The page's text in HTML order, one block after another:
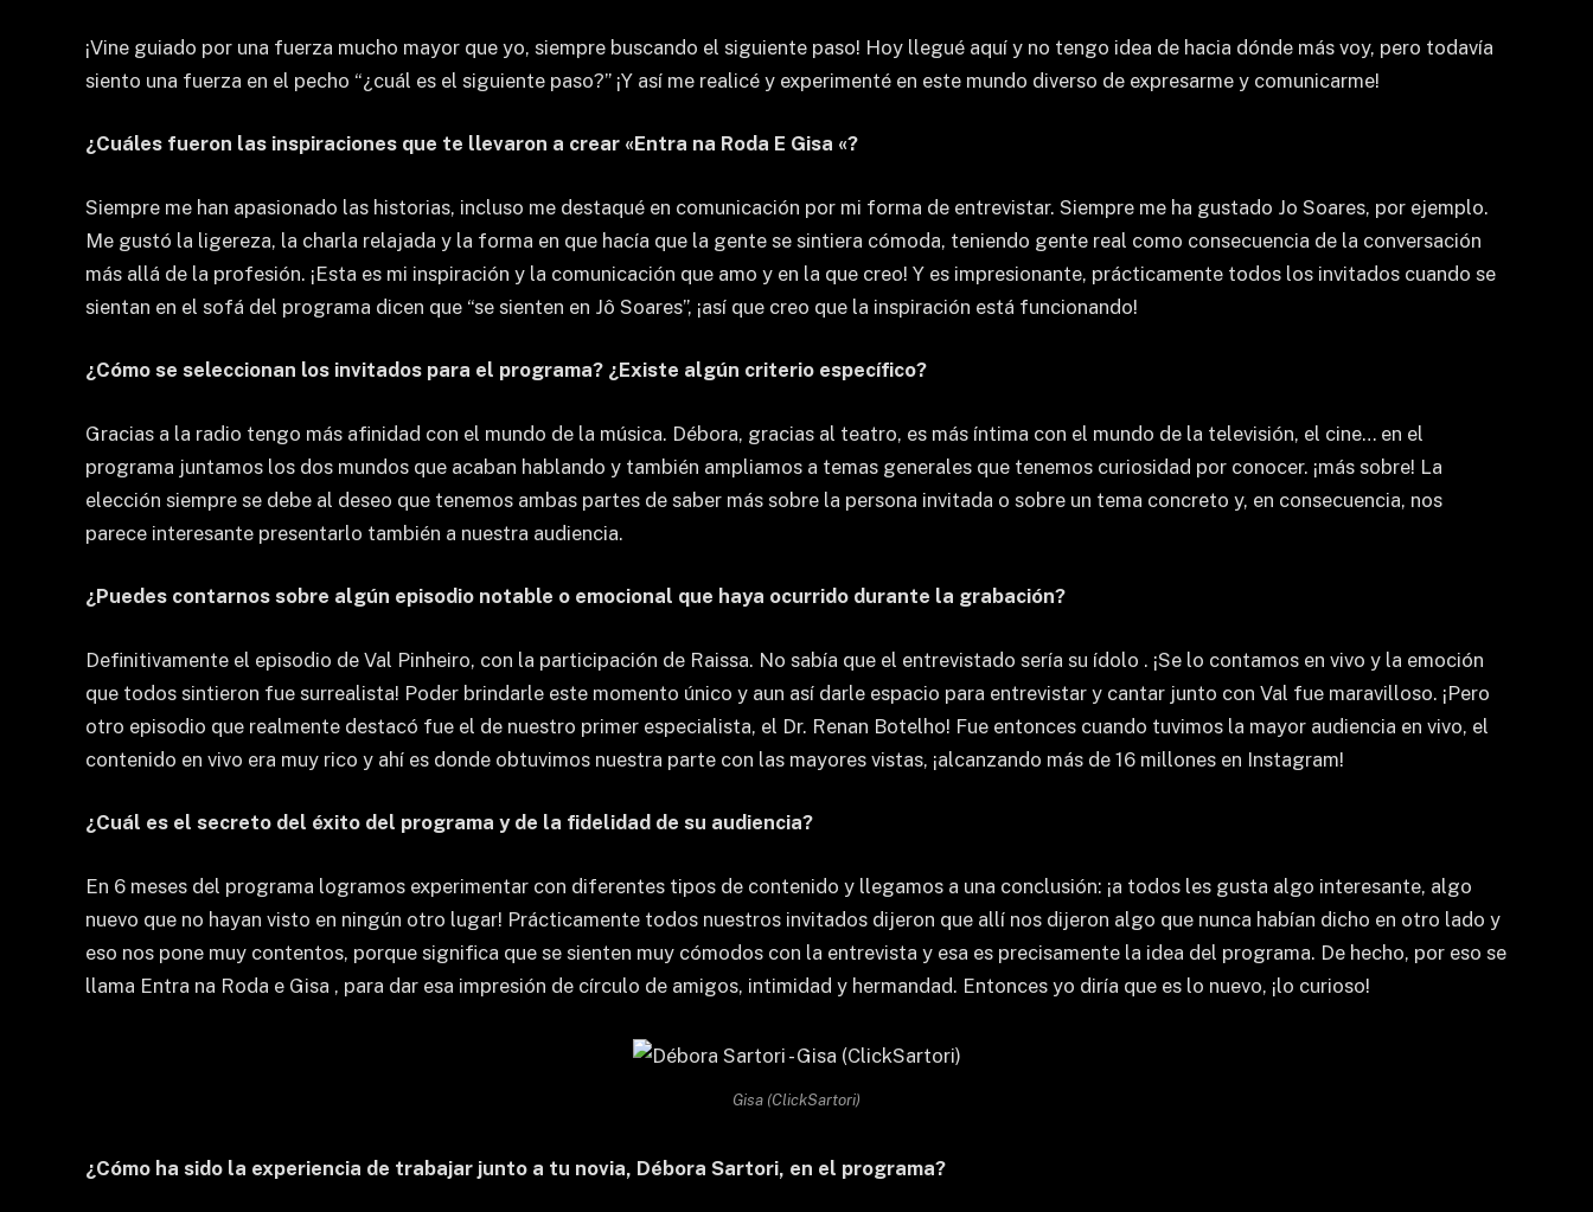
¡Vine guiado por una fuerza mucho mayor que yo, siempre buscando el siguiente paso! Hoy llegué aquí y no tengo idea de hacia dónde más voy, pero todavía
siento una fuerza en el pecho “¿cuál es el siguiente paso?” ¡Y así me realicé y experimenté en este mundo diverso de expresarme y comunicarme!
¿Cuáles fueron las inspiraciones que te llevaron a crear «Entra na Roda E Gisa «?
Siempre me han apasionado las historias, incluso me destaqué en comunicación por mi forma de entrevistar. Siempre me ha gustado Jo Soares, por ejemplo.
Me gustó la ligereza, la charla relajada y la forma en que hacía que la gente se sintiera cómoda, teniendo gente real como consecuencia de la conversación
más allá de la profesión. ¡Esta es mi inspiración y la comunicación que amo y en la que creo! Y es impresionante, prácticamente todos los invitados cuando se
sientan en el sofá del programa dicen que “se sienten en Jô Soares”, ¡así que creo que la inspiración está funcionando!
¿Cómo se seleccionan los invitados para el programa? ¿Existe algún criterio específico?
Gracias a la radio tengo más afinidad con el mundo de la música. Débora, gracias al teatro, es más íntima con el mundo de la televisión, el cine… en el
programa juntamos los dos mundos que acaban hablando y también ampliamos a temas generales que tenemos curiosidad por conocer. ¡más sobre! La
elección siempre se debe al deseo que tenemos ambas partes de saber más sobre la persona invitada o sobre un tema concreto y, en consecuencia, nos
parece interesante presentarlo también a nuestra audiencia.
¿Puedes contarnos sobre algún episodio notable o emocional que haya ocurrido durante la grabación?
Definitivamente el episodio de Val Pinheiro, con la participación de Raissa. No sabía que el entrevistado sería su ídolo . ¡Se lo contamos en vivo y la emoción
que todos sintieron fue surrealista! Poder brindarle este momento único y aun así darle espacio para entrevistar y cantar junto con Val fue maravilloso. ¡Pero
otro episodio que realmente destacó fue el de nuestro primer especialista, el Dr. Renan Botelho! Fue entonces cuando tuvimos la mayor audiencia en vivo, el
contenido en vivo era muy rico y ahí es donde obtuvimos nuestra parte con las mayores vistas, ¡alcanzando más de 16 millones en Instagram!
¿Cuál es el secreto del éxito del programa y de la fidelidad de su audiencia?
En 6 meses del programa logramos experimentar con diferentes tipos de contenido y llegamos a una conclusión: ¡a todos les gusta algo interesante, algo
nuevo que no hayan visto en ningún otro lugar! Prácticamente todos nuestros invitados dijeron que allí nos dijeron algo que nunca habían dicho en otro lado y
eso nos pone muy contentos, porque significa que se sienten muy cómodos con la entrevista y esa es precisamente la idea del programa. De hecho, por eso se
llama Entra na Roda e Gisa , para dar esa impresión de círculo de amigos, intimidad y hermandad. Entonces yo diría que es lo nuevo, ¡lo curioso!
Gisa (ClickSartori)
¿Cómo ha sido la experiencia de trabajar junto a tu novia, Débora Sartori, en el programa?